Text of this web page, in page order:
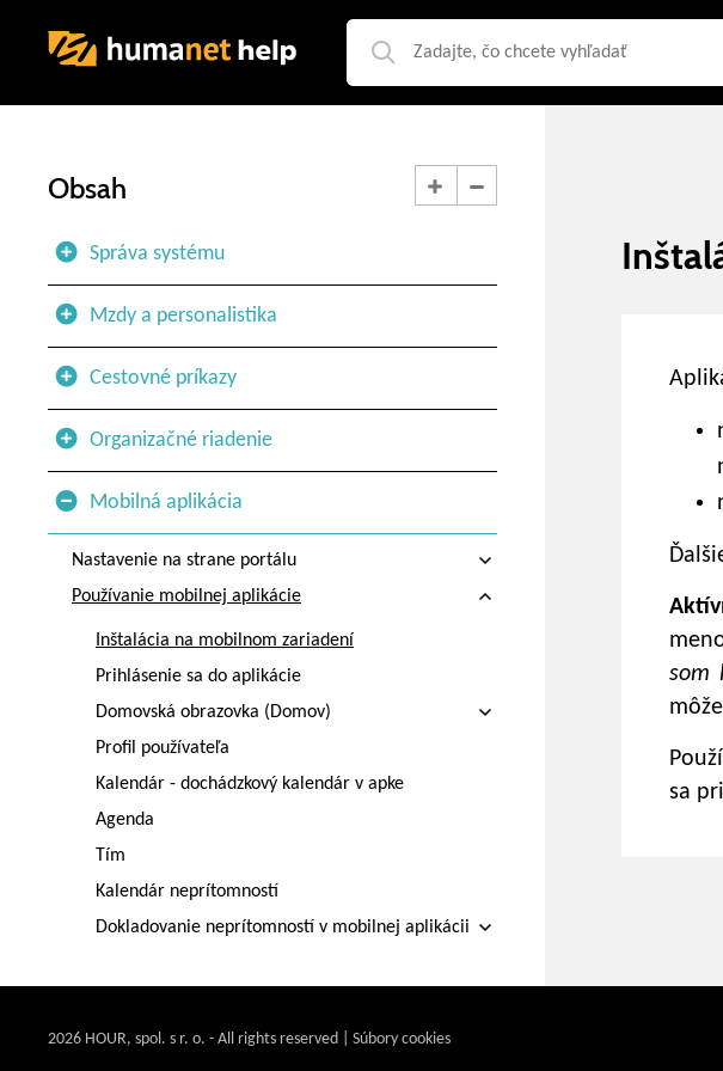
Obsah
Správa systému
Mzdy a personalistika
Cestovné príkazy
Organizačné riadenie
Mobilná aplikácia
Nastavenie na strane portálu
Používanie mobilnej aplikácie
Inštalácia na mobilnom zariadení
Prihlásenie sa do aplikácie
Domovská obrazovka (Domov)
Profil používateľa
Kalendár - dochádzkový kalendár v apke
Agenda
Tím
Kalendár neprítomností
Dokladovanie neprítomností v mobilnej aplikácii
Spracovanie dochádzky
som
sa
2026 HOUR, spol. s r. o. - All rights reserved | Súbory cookies